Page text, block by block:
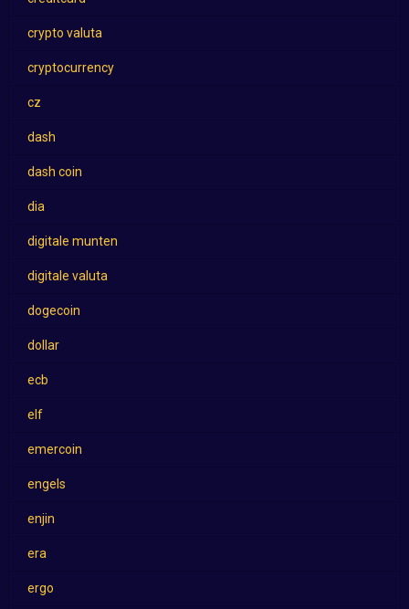
crypto valuta
cryptocurrency
cz
dash
dash coin
dia
digitale munten
digitale valuta
dogecoin
dollar
ecb
elf
emercoin
engels
enjin
era
ergo